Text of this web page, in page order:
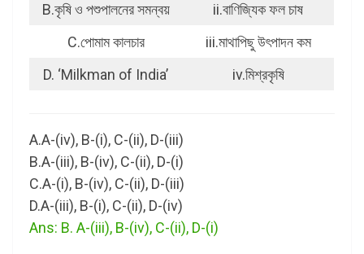
B.কৃষি ও পশুপালনের সমন্বয়
ii.বাণিজ্যিক ফল চাষ
C.পোমাম কালচার
iii.মাথাপিছু উৎপাদন কম
D. ‘Milkman of India’
iv.মিশ্রকৃষি
A.A-(iv), B-(i), C-(ii), D-(iii)
B.A-(iii), B-(iv), C-(ii), D-(i)
C.A-(i), B-(iv), C-(ii), D-(iii)
D.A-(iii), B-(i), C-(ii), D-(iv)
Ans: B. A-(iii), B-(iv), C-(ii), D-(i)